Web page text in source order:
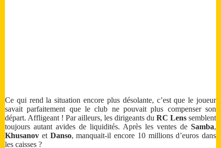
Ce qui rend la situation encore plus désolante, c’est que le joueur
savait parfaitement que le club ne pouvait plus compenser son
départ. Affligeant ! Par ailleurs, les dirigeants du RC Lens semblent
toujours autant avides de liquidités. Après les ventes de Samba,
Khusanov et Danso, manquait-il encore 10 millions d’euros dans
les caisses ?